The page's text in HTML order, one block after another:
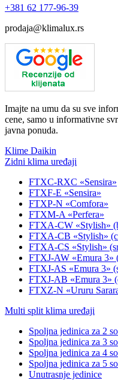
+381 62 177-96-39
prodaja@klimalux.rs
Imajte na umu da su sve
cene, samo u informativne
javna ponuda.
Klime Daikin
Zidni klima uređaji
FTXC-RXC «Sensira»
FTXF-E «Sensira»
FTXP-N «Comfora»
FTXM-A «Perfera»
FTXA-CW «Stylish»
FTXA-CB «Stylish»
FTXA-CS «Stylish»
FTXJ-AW «Emura 3»
FTXJ-AS «Emura 3»
FTXJ-AB «Emura 3»
FTXZ-N «Ururu
Multi split klima uređaji
Spoljna jedinica za 2
Spoljna jedinica za 3
Spoljna jedinica za 4
Spoljna jedinica za 5
Unutrasnje jedinice